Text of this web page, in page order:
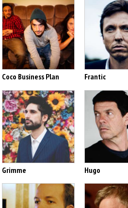
Coco Business Plan Frantic
Grimme Hugo